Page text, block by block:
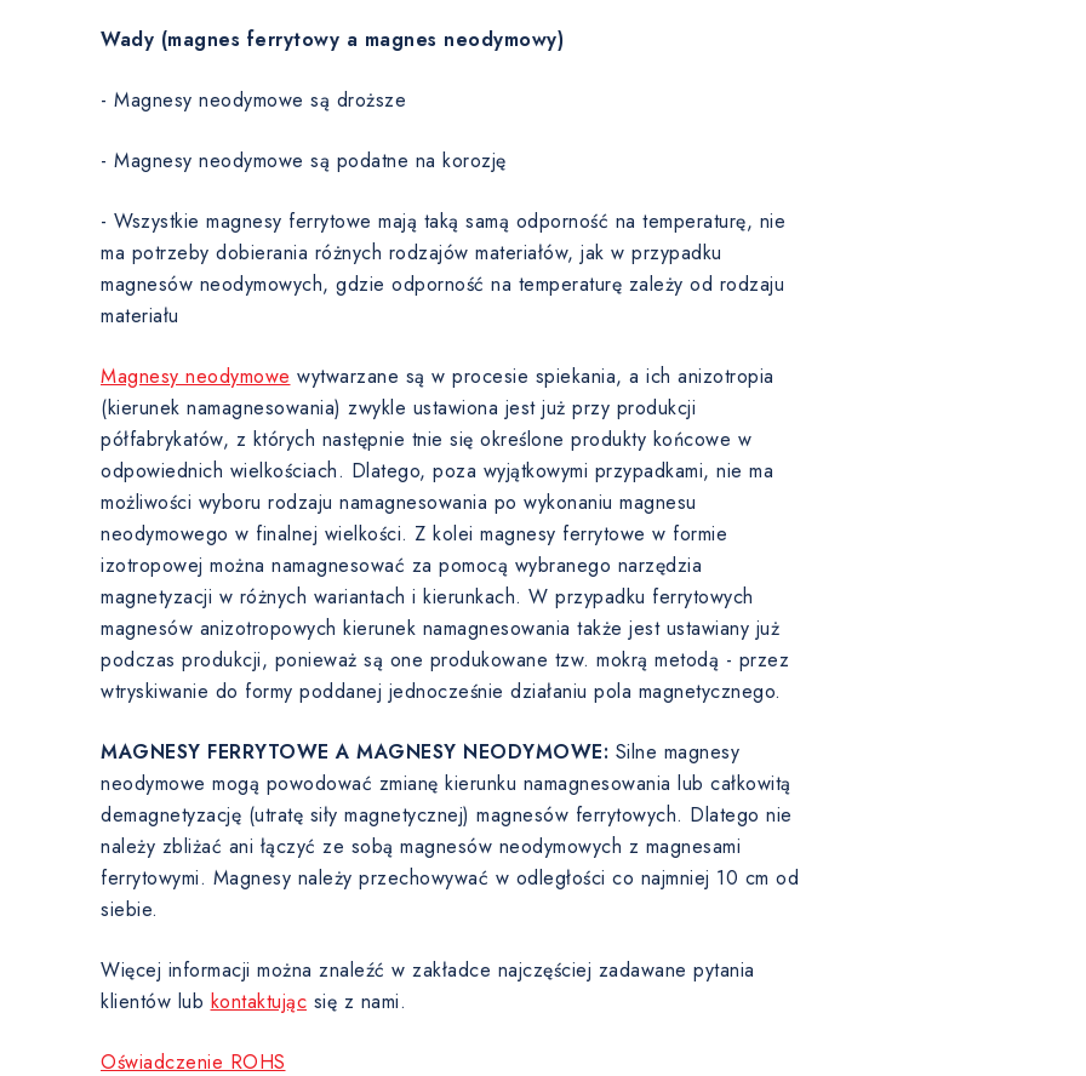
Wady (magnes ferrytowy a magnes neodymowy)
- Magnesy neodymowe są droższe
- Magnesy neodymowe są podatne na korozję
- Wszystkie magnesy ferrytowe mają taką samą odporność na temperaturę, nie
ma potrzeby dobierania różnych rodzajów materiałów, jak w przypadku
magnesów neodymowych, gdzie odporność na temperaturę zależy od rodzaju
materiału
Magnesy neodymowe wytwarzane są w procesie spiekania, a ich anizotropia
(kierunek namagnesowania) zwykle ustawiona jest już przy produkcji
półfabrykatów, z których następnie tnie się określone produkty końcowe w
odpowiednich wielkościach. Dlatego, poza wyjątkowymi przypadkami, nie ma
możliwości wyboru rodzaju namagnesowania po wykonaniu magnesu
neodymowego w finalnej wielkości. Z kolei magnesy ferrytowe w formie
izotropowej można namagnesować za pomocą wybranego narzędzia
magnetyzacji w różnych wariantach i kierunkach. W przypadku ferrytowych
magnesów anizotropowych kierunek namagnesowania także jest ustawiany już
podczas produkcji, ponieważ są one produkowane tzw. mokrą metodą - przez
wtryskiwanie do formy poddanej jednocześnie działaniu pola magnetycznego.
MAGNESY FERRYTOWE A MAGNESY NEODYMOWE: Silne magnesy
neodymowe mogą powodować zmianę kierunku namagnesowania lub całkowitą
demagnetyzację (utratę siły magnetycznej) magnesów ferrytowych. Dlatego nie
należy zbliżać ani łączyć ze sobą magnesów neodymowych z magnesami
ferrytowymi. Magnesy należy przechowywać w odległości co najmniej 10 cm od
siebie.
Więcej informacji można znaleźć w zakładce najczęściej zadawane pytania
klientów lub kontaktując się z nami.
Oświadczenie ROHS